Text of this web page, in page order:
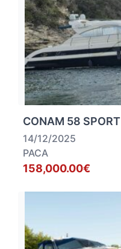
CONAM 58 SPORT
14/12/2025
PACA
158,000.00€